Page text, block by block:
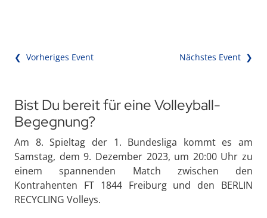
❮ Vorheriges Event Nächstes Event ❯
Bist Du bereit für eine Volleyball-
Begegnung?
Am 8. Spieltag der 1. Bundesliga kommt es am
Samstag, dem 9. Dezember 2023, um 20:00 Uhr zu
einem spannenden Match zwischen den
Kontrahenten FT 1844 Freiburg und den BERLIN
RECYCLING Volleys.